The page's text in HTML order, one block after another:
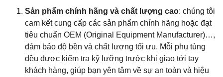
Sản phẩm chính hãng và chất lượng cao: chúng tôi
cam kết cung cấp các sản phẩm chính hãng hoặc đạt
tiêu chuẩn OEM (Original Equipment Manufacturer)…,
đảm bảo độ bền và chất lượng tối ưu. Mỗi phụ tùng
đều được kiểm tra kỹ lưỡng trước khi giao tới tay
khách hàng, giúp bạn yên tâm về sự an toàn và hiệu